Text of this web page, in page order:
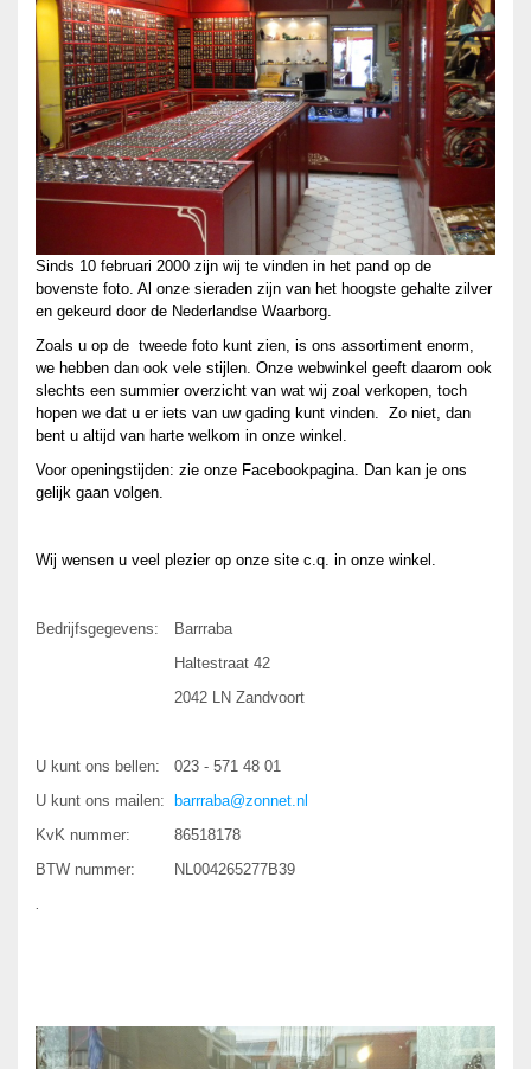
Sinds 10 februari 2000 zijn wij te vinden in het pand op de
bovenste foto. Al onze sieraden zijn van het hoogste gehalte zilver
en gekeurd door de Nederlandse Waarborg.
Zoals u op de tweede foto kunt zien, is ons assortiment enorm,
we hebben dan ook vele stijlen. Onze webwinkel geeft daarom ook
slechts een summier overzicht van wat wij zoal verkopen, toch
hopen we dat u er iets van uw gading kunt vinden. Zo niet, dan
bent u altijd van harte welkom in onze winkel.
Voor openingstijden: zie onze Facebookpagina. Dan kan je ons
gelijk gaan volgen.
Wij wensen u veel plezier op onze site c.q. in onze winkel.
Bedrijfsgegevens:
U kunt ons bellen:
U kunt ons mailen:
KvK nummer:
BTW nummer:
Barrraba
Haltestraat 42
2042 LN Zandvoort
023 - 571 48 01
barrraba@zonnet.nl
86518178
NL004265277B39
.